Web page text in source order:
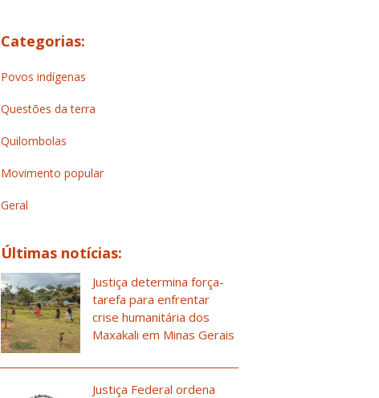
Categorias:
Povos indígenas
Questões da terra
Quilombolas
Movimento popular
Geral
Últimas notícias:
Justiça determina força-
tarefa para enfrentar
crise humanitária dos
Maxakali em Minas Gerais
Justiça Federal ordena